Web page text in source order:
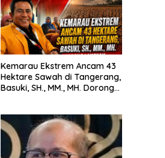
Kemarau Ekstrem Ancam 43
Hektare Sawah di Tangerang,
Basuki, SH., MM., MH. Dorong